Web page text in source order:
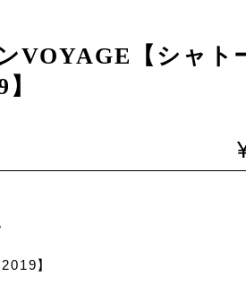
VOYAGE【シャト
】